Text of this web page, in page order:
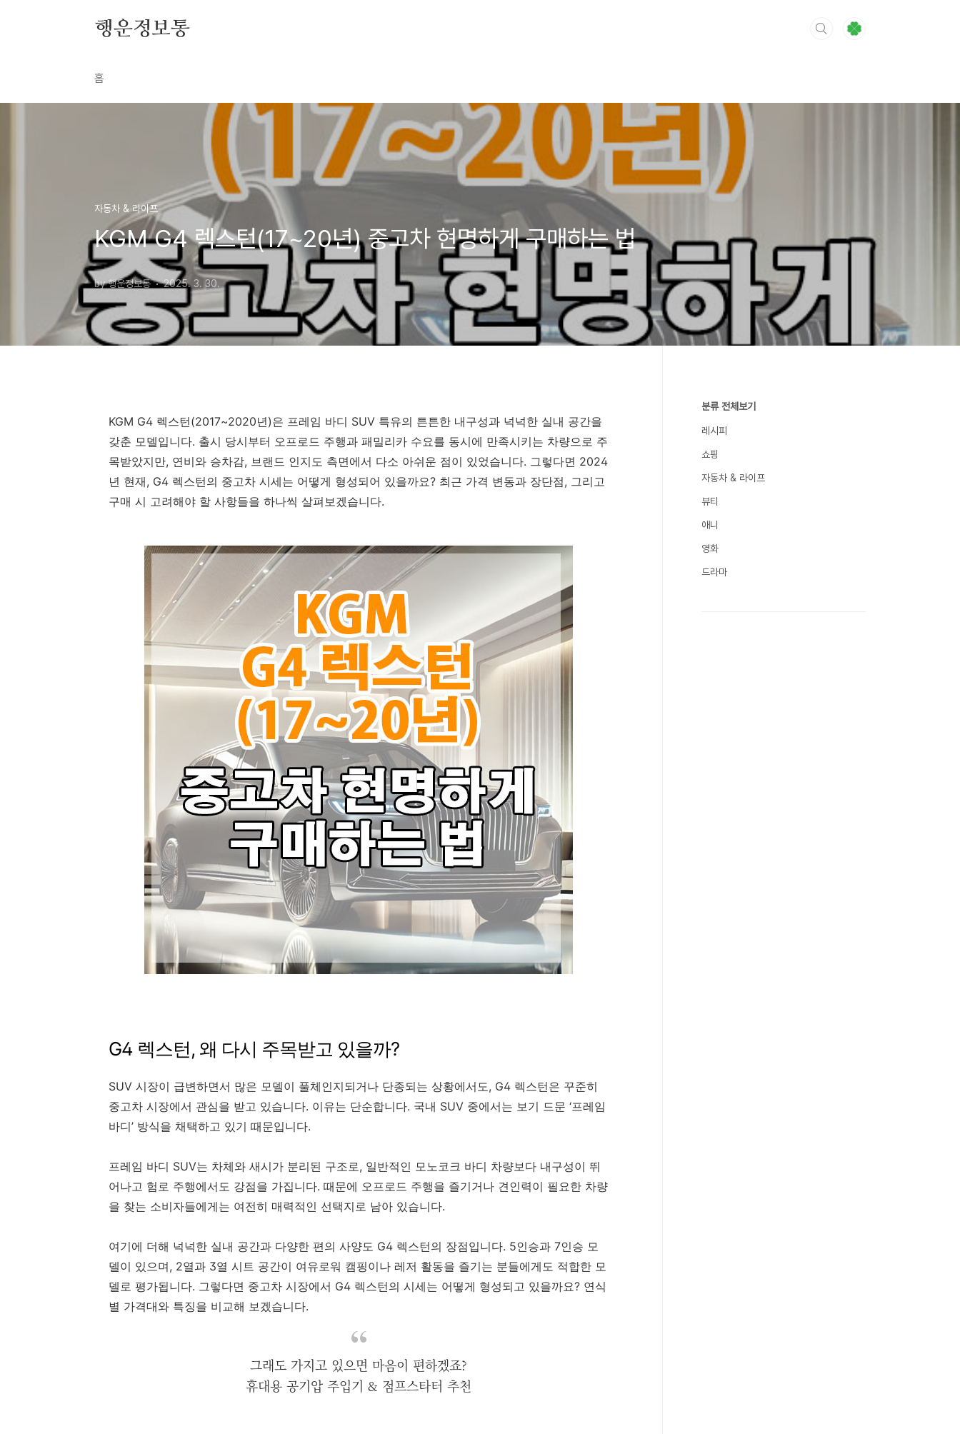
행운정보통
홈
자동차 & 라이프
KGM G4 렉스턴(17~20년) 중고차 현명하게 구매하는 법
by 행운정보통 2025. 3. 30.
KGM G4 렉스턴(2017~2020년)은 프레임 바디 SUV 특유의 튼튼한 내구성과 넉넉한 실내 공간을
갖춘 모델입니다. 출시 당시부터 오프로드 주행과 패밀리카 수요를 동시에 만족시키는 차량으로 주
목받았지만, 연비와 승차감, 브랜드 인지도 측면에서 다소 아쉬운 점이 있었습니다. 그렇다면 2024
년 현재, G4 렉스턴의 중고차 시세는 어떻게 형성되어 있을까요? 최근 가격 변동과 장단점, 그리고
구매 시 고려해야 할 사항들을 하나씩 살펴보겠습니다.
G4 렉스턴, 왜 다시 주목받고 있을까?
SUV 시장이 급변하면서 많은 모델이 풀체인지되거나 단종되는 상황에서도, G4 렉스턴은 꾸준히
중고차 시장에서 관심을 받고 있습니다. 이유는 단순합니다. 국내 SUV 중에서는 보기 드문 ‘프레임
바디’ 방식을 채택하고 있기 때문입니다.
프레임 바디 SUV는 차체와 새시가 분리된 구조로, 일반적인 모노코크 바디 차량보다 내구성이 뛰
어나고 험로 주행에서도 강점을 가집니다. 때문에 오프로드 주행을 즐기거나 견인력이 필요한 차량
을 찾는 소비자들에게는 여전히 매력적인 선택지로 남아 있습니다.
여기에 더해 넉넉한 실내 공간과 다양한 편의 사양도 G4 렉스턴의 장점입니다. 5인승과 7인승 모
델이 있으며, 2열과 3열 시트 공간이 여유로워 캠핑이나 레저 활동을 즐기는 분들에게도 적합한 모
델로 평가됩니다. 그렇다면 중고차 시장에서 G4 렉스턴의 시세는 어떻게 형성되고 있을까요? 연식
별 가격대와 특징을 비교해 보겠습니다.
그래도 가지고 있으면 마음이 편하겠죠?
휴대용 공기압 주입기 & 점프스타터 추천
분류 전체보기
레시피
쇼핑
자동차 & 라이프
뷰티
애니
영화
드라마